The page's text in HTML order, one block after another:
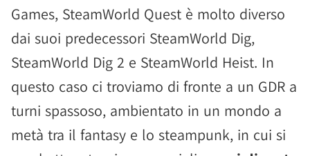
Games, SteamWorld Quest è molto diverso
dai suoi predecessori SteamWorld Dig,
SteamWorld Dig 2 e SteamWorld Heist. In
questo caso ci troviamo di fronte a un GDR a
turni spassoso, ambientato in un mondo a
metà tra il fantasy e lo steampunk, in cui si